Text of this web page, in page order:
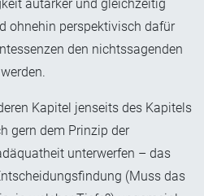
autarker und gleichzeitig
ohnehin perspektivisch dafür
den nichtssagenden
Kapitel jenseits des Kapitels
gern dem Prinzip der
unterwerfen – das
(Muss das